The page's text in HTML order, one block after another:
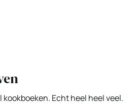
Echt heel heel veel.